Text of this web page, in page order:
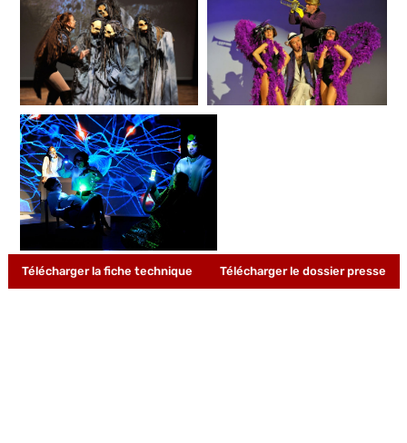
Télécharger la fiche technique Télécharger le dossier presse